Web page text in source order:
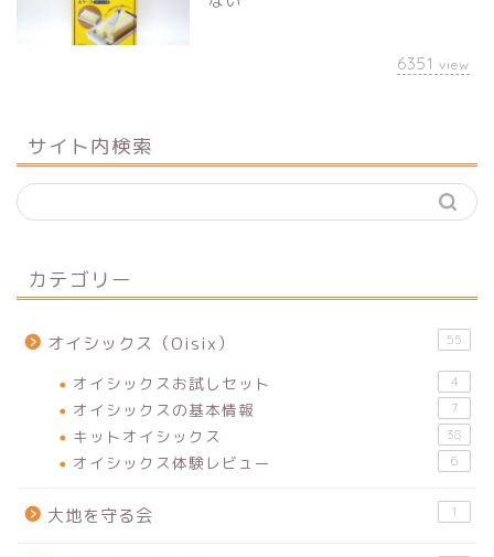
6351 view
サイト内検索
カテゴリー
オイシックス（Oisix） 55
オイシックスお試しセット 4
オイシックスの基本情報 7
キットオイシックス 38
オイシックス体験レビュー 6
大地を守る会 1